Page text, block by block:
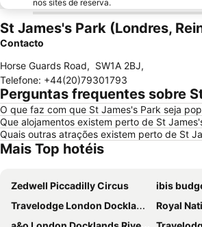
nos sites de reserva.
St James's Park (Londres,
Contacto
Horse Guards Road, SW1A 2BJ,
Telefone: +44(20)79301793
Perguntas frequentes sobre
O que faz com que St James's Park seja
Que alojamentos existem perto de St
Quais outras atrações existem perto de St
Mais Top hotéis
Zedwell Piccadilly Circus
ibis budget
Travelodge London Docklands Central
Royal